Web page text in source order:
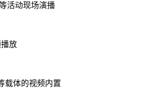
活动现场演播
放
载体的视频内置